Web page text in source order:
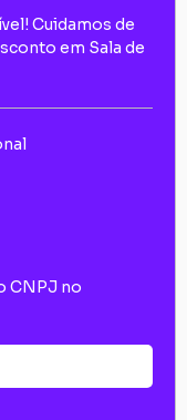
Cuidamos de
em Sala de
CNPJ no